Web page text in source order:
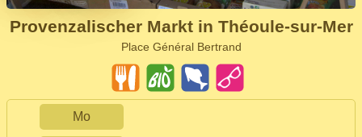
Provenzalischer Markt in Théoule-sur-Mer
Place Général Bertrand
Mo